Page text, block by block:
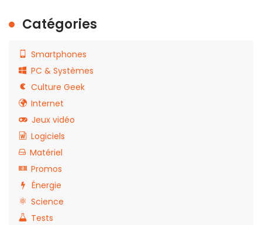
Catégories
Smartphones
PC & Systèmes
Culture Geek
Internet
Jeux vidéo
Logiciels
Matériel
Promos
Énergie
Science
Tests